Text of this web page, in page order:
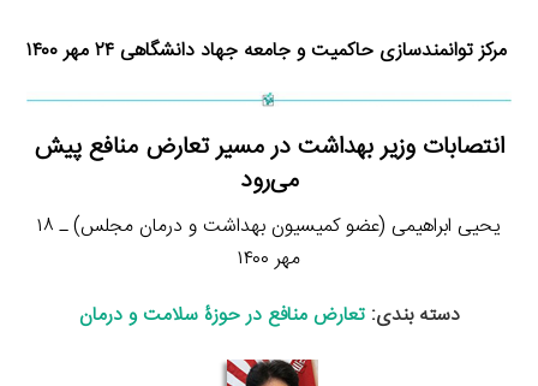
مرکز توانمندسازی حاکمیت و جامعه جهاد دانشگاهی ۲۴ مهر ۱۴۰۰
انتصابات وزیر بهداشت در مسیر تعارض منافع پیش
می‌رود
یحیی ابراهیمی (عضو کمیسیون بهداشت و درمان مجلس) ـ ۱۸
مهر ۱۴۰۰
دسته بندی:تعارض منافع در حوزۀ سلامت و درمان